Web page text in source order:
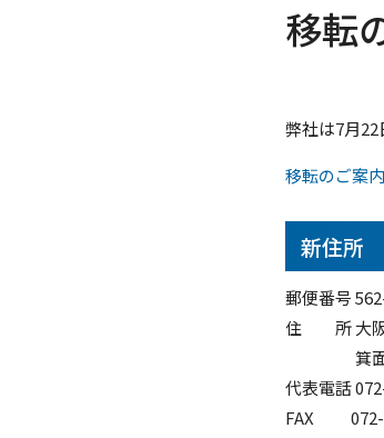
移転
弊社は7月22
移転のご案
新住所
郵便番号
住 所 大阪
箕面千
代表電話
FAX 072-